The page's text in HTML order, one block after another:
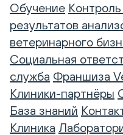
Обучение Контроль
результатов
ветеринарного
Социальная
служба Франшиза
Клиники-партнёры
База знаний
Клиника